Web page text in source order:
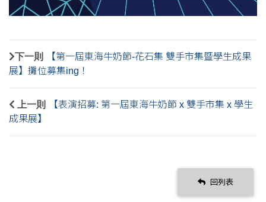
下一則
【第一屆東海牛奶節-花石集 雙手市集暨學生成果
展】攤位募集ing！
上一則
【表演招募: 第一屆東海牛奶節 x 雙手市集 x 學生
成果展】
回列表